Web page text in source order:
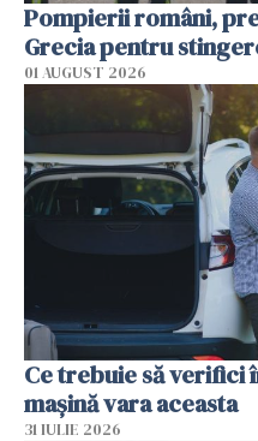
Pompierii români,
Grecia pentru
01 AUGUST 2026
Ce trebuie să verifici
mașină vara aceasta
31 IULIE 2026